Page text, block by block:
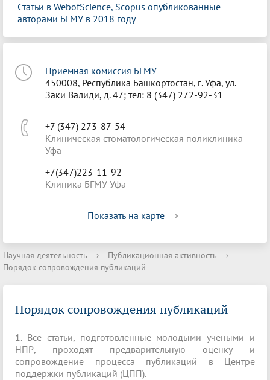
Статьи в WebofScience, Scopus опубликованные
авторами БГМУ в 2018 году
Приёмная комиссия БГМУ
450008, Республика Башкортостан, г. Уфа, ул.
Заки Валиди, д. 47; тел: 8 (347) 272-92-31
+7 (347) 273-87-54
Клиническая стоматологическая поликлиника
Уфа
+7(347)223-11-92
Клиника БГМУ Уфа
Показать на карте
Научная деятельность › Публикационная активность
›
Порядок сопровождения публикаций
Порядок сопровождения публикаций
1. Все статьи, подготовленные молодыми учеными и
НПР, проходят предварительную оценку и
сопровождение процесса публикаций в Центре
поддержки публикаций (ЦПП).